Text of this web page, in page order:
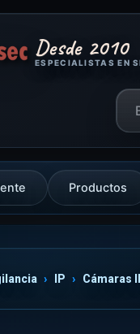
Desde 2010
ESPECIALISTAS EN
Productos
IP Cámaras